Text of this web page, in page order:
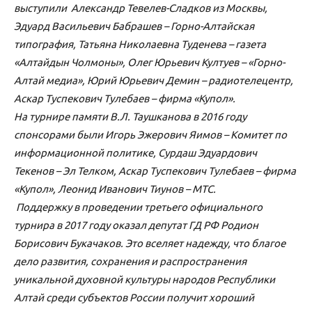
выступили Александр Тевелев-Сладков из Москвы,
Эдуард Васильевич Бабрашев – Горно-Алтайская
типография, Татьяна Николаевна Туденева – газета
«Алтайдын Чолмоны», Олег Юрьевич Култуев – «Горно-
Алтай медиа», Юрий Юрьевич Демин – радиотелецентр,
Аскар Туспекович Тулебаев – фирма «Купол».
На турнире памяти В.Л. Таушканова в 2016 году
спонсорами были Игорь Эжерович Яимов – Комитет по
информационной политике, Сурдаш Эдуардович
Текенов – Эл Телком, Аскар Туспекович Тулебаев – фирма
«Купол», Леонид Иванович Тиунов – МТС.
Поддержку в проведении третьего официального
турнира в 2017 году оказал депутат ГД РФ Родион
Борисович Букачаков. Это вселяет надежду, что благое
дело развития, сохранения и распространения
уникальной духовной культуры народов Республики
Алтай среди субъектов России получит хороший